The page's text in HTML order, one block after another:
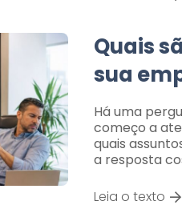
Quais
sua
Há uma
começo a
quais
a resposta
Leia o texto